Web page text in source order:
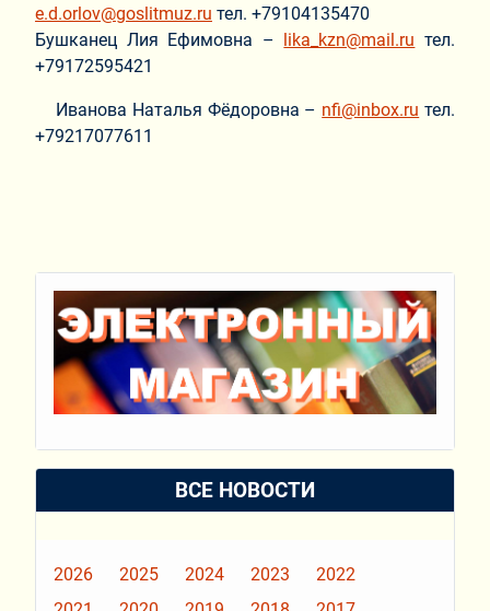
e.d.orlov@goslitmuz.ru тел. +79104135470
Бушканец Лия Ефимовна –
lika_kzn@mail.ru тел.
+79172595421
Иванова Наталья Фёдоровна – nfi@inbox.ru тел.
+79217077611
ВСЕ НОВОСТИ
2026 2025 2024 2023
2022